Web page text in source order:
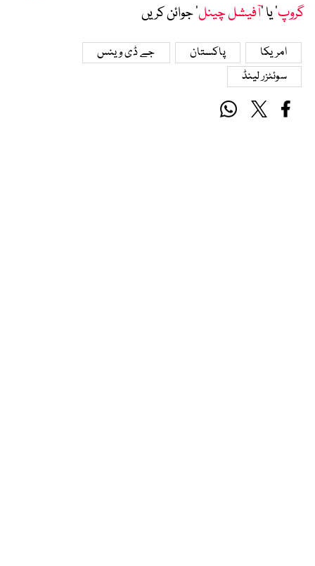
گروپ‘ یا ’آفیشل چینل‘ جوائن کریں
امریکا پاکستان
جے ڈی وینس
سوئٹزر لینڈ